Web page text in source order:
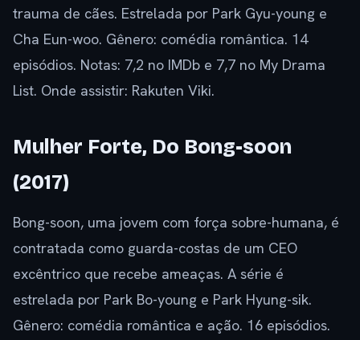
trauma de cães. Estrelada por Park Gyu-young e
Cha Eun-woo. Gênero: comédia romântica. 14
episódios. Notas: 7,2 no IMDb e 7,7 no My Drama
List. Onde assistir: Rakuten Viki.
Mulher Forte, Do Bong-soon
(2017)
Bong-soon, uma jovem com força sobre-humana, é
contratada como guarda-costas de um CEO
excêntrico que recebe ameaças. A série é
estrelada por Park Bo-young e Park Hyung-sik.
Gênero: comédia romântica e ação. 16 episódios.